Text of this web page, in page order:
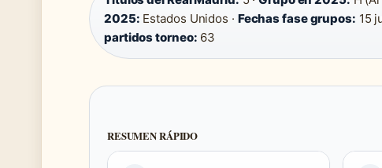
2025: Estados Unidos · Fechas fase grupos: 15
partidos torneo: 63
RESUMEN RÁPIDO